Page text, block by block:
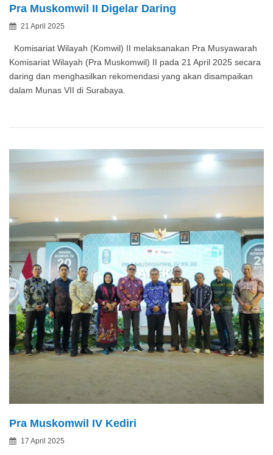
Pra Muskomwil II Digelar Daring
Posted
21 April 2025
Komisariat Wilayah (Komwil) II melaksanakan Pra Musyawarah
Komisariat Wilayah (Pra Muskomwil) II pada 21 April 2025 secara
daring dan menghasilkan rekomendasi yang akan disampaikan
dalam Munas VII di Surabaya.
Pra Muskomwil IV Kediri
Posted
17 April 2025